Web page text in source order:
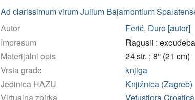
Ad clarissimum virum Julium Bajamontium
Autor
Ferić, Đuro [autor]
Impresum
Ragusii :
Materijalni opis
24 str. ; 8° (21 cm)
Vrsta građe
knjiga
Jedinica HAZU
Knjižnica (Zagreb)